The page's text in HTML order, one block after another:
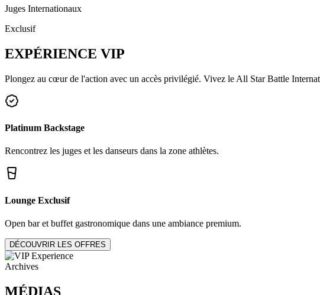
Juges Internationaux
Exclusif
EXPÉRIENCE VIP
Plongez au cœur de l'action avec un accès privilégié. Vivez le All Star Battle
Platinum Backstage
Rencontrez les juges et les danseurs dans la zone athlètes.
Lounge Exclusif
Open bar et buffet gastronomique dans une ambiance premium.
DÉCOUVRIR LES OFFRES
Archives
MÉDIAS